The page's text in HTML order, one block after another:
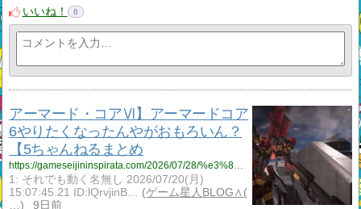
いいね！
6
アーマード・コアⅥ】アーマードコア
6やりたくなったんやがおもろいん？
【5ちゃんねるまとめ
1: それでも動く名無し 2026/07/20(月)
15:07:45.21 ID:lQrvjinB…
ゲーム星人BLOG∧(
…
9日前